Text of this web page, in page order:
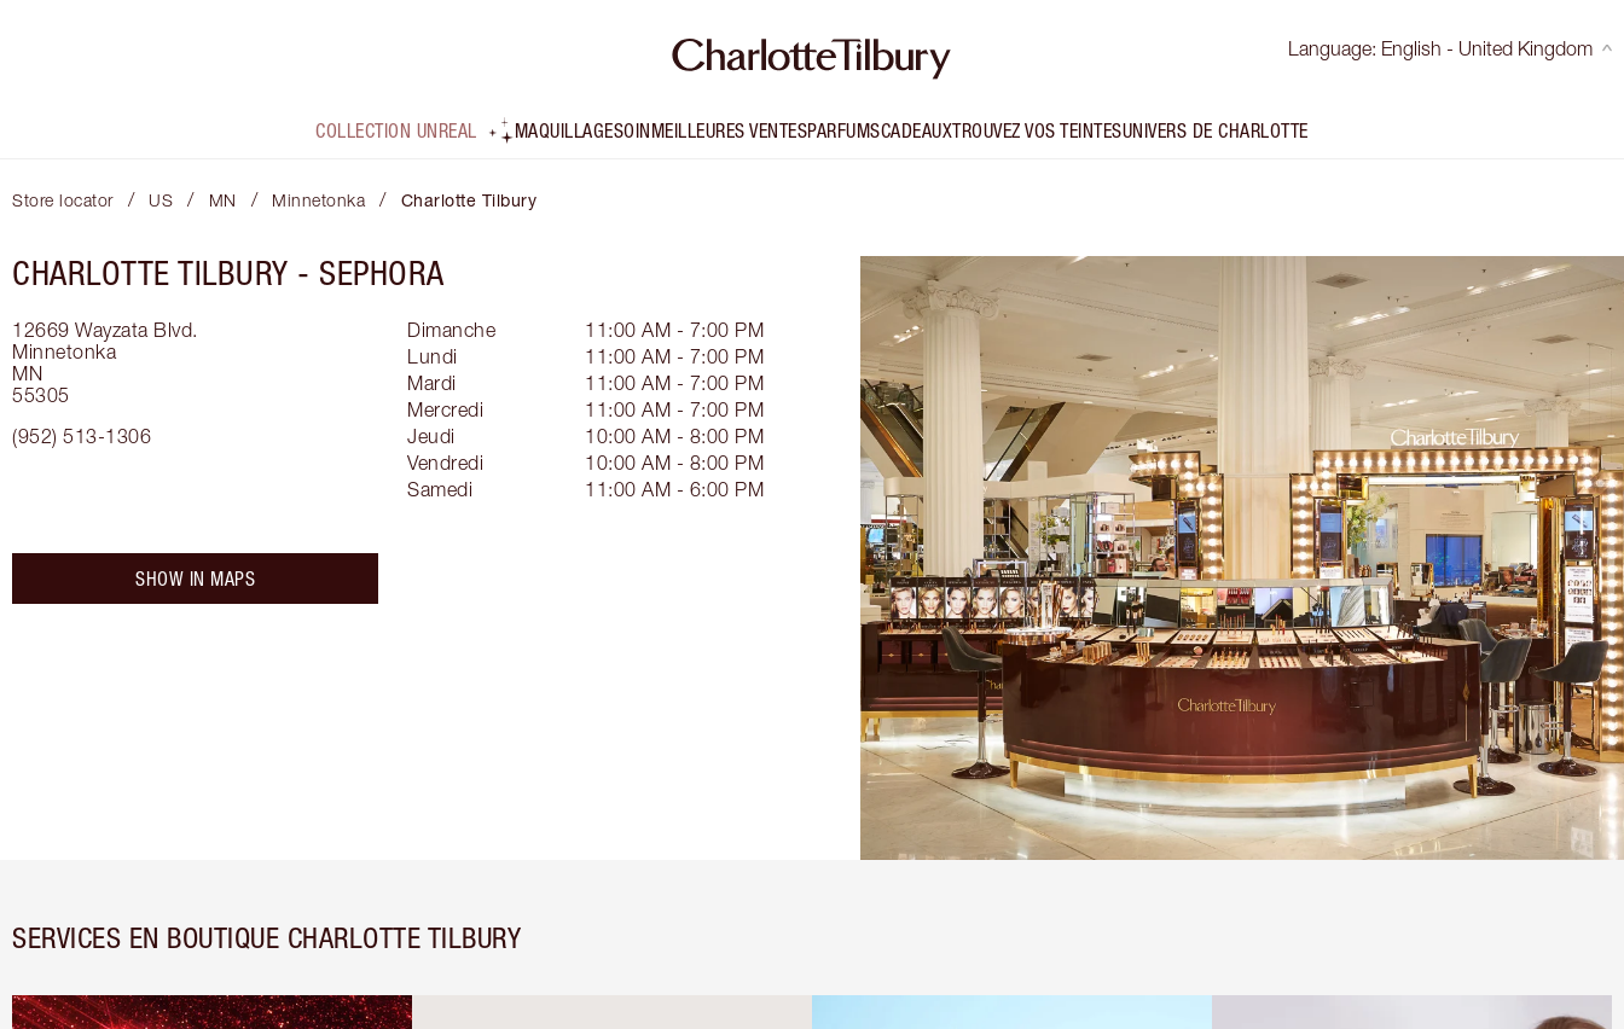
Language: English - United Kingdom
COLLECTION UNREAL MAQUILLAGESOINMEILLEURES VENTESPARFUMSCADEAUXTROUVEZ VOS TEINTESUNIVERS DE CHARLOTTE
Store locator / US / MN / Minnetonka / Charlotte Tilbury
CHARLOTTE TILBURY - SEPHORA
12669 Wayzata Blvd.
Minnetonka
MN
55305
(952) 513-1306
Dimanche
11:00 AM - 7:00 PM
Lundi
11:00 AM - 7:00 PM
Mardi
11:00 AM - 7:00 PM
Mercredi
11:00 AM - 7:00 PM
Jeudi
10:00 AM - 8:00 PM
Vendredi
10:00 AM - 8:00 PM
Samedi
11:00 AM - 6:00 PM
SHOW IN MAPS
SERVICES EN BOUTIQUE CHARLOTTE TILBURY